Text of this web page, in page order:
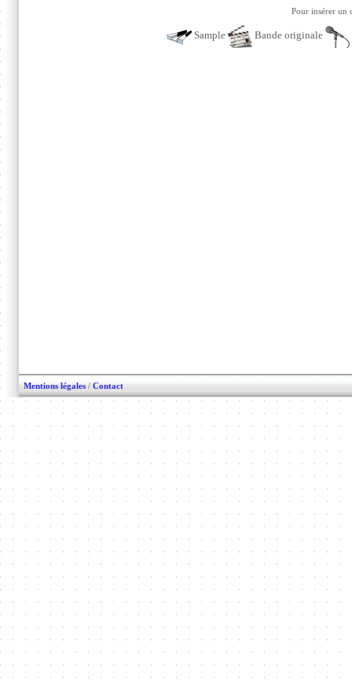
Pour insérer un
Sample Bande originale
Mentions légales / Contact